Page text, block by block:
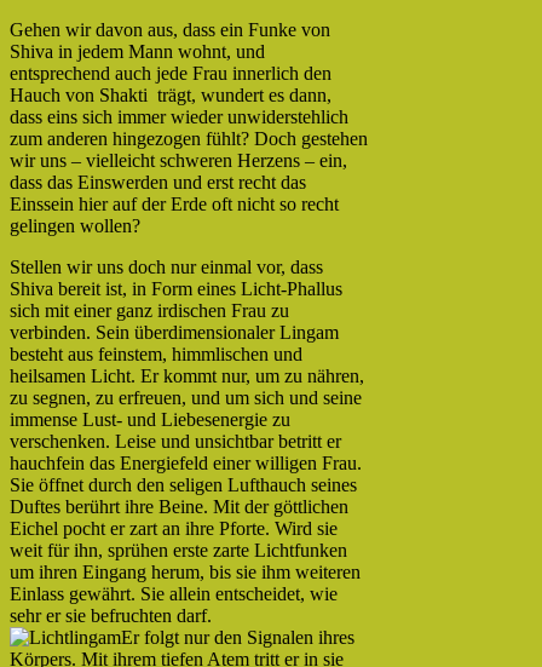
Gehen wir davon aus, dass ein Funke von
Shiva in jedem Mann wohnt, und
entsprechend auch jede Frau innerlich den
Hauch von Shakti trägt, wundert es dann,
dass eins sich immer wieder unwiderstehlich
zum anderen hingezogen fühlt? Doch gestehen
wir uns – vielleicht schweren Herzens – ein,
dass das Einswerden und erst recht das
Einssein hier auf der Erde oft nicht so recht
gelingen wollen?
Stellen wir uns doch nur einmal vor, dass
Shiva bereit ist, in Form eines Licht-Phallus
sich mit einer ganz irdischen Frau zu
verbinden. Sein überdimensionaler Lingam
besteht aus feinstem, himmlischen und
heilsamen Licht. Er kommt nur, um zu nähren,
zu segnen, zu erfreuen, und um sich und seine
immense Lust- und Liebesenergie zu
verschenken. Leise und unsichtbar betritt er
hauchfein das Energiefeld einer willigen Frau.
Sie öffnet durch den seligen Lufthauch seines
Duftes berührt ihre Beine. Mit der göttlichen
Eichel pocht er zart an ihre Pforte. Wird sie
weit für ihn, sprühen erste zarte Lichtfunken
um ihren Eingang herum, bis sie ihm weiteren
Einlass gewährt. Sie allein entscheidet, wie
sehr er sie befruchten darf.
Er folgt nur den Signalen ihres
Körpers. Mit ihrem tiefen Atem tritt er in sie